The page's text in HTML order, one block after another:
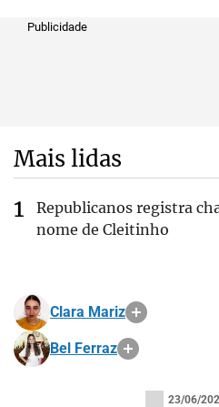
Publicidade
Mais lidas
Republicanos registra
nome de Cleitinho
Clara Mariz
Bel Ferraz
23/06/